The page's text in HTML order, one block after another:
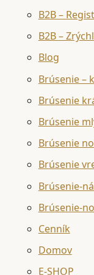
B2B –
B2B –
Blog
Brúsenie –
Brúsenie
Brúsenie
Brúsenie
Brúsenie
Brúsenie-
Brúsenie-
Cenník
Domov
E-SHOP